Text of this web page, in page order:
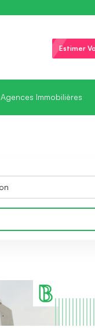
Estimer
Agences Immobilières